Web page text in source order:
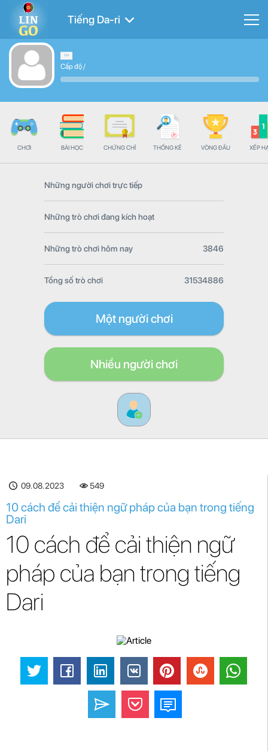
Tiếng Da-ri
Cấp độ/
CHƠI BÀI HỌC CHỨNG CHỈ THỐNG KÊ VÒNG ĐẤU XẾP
Những người chơi trực tiếp
Những trò chơi đang kích hoạt
Những trò chơi hôm nay 3846
Tổng số trò chơi 31534886
Một người chơi
Nhiều người chơi
09.08.2023 549
10 cách để cải thiện ngữ pháp của bạn trong tiếng
Dari
10 cách để cải thiện ngữ
pháp của bạn trong tiếng
Dari